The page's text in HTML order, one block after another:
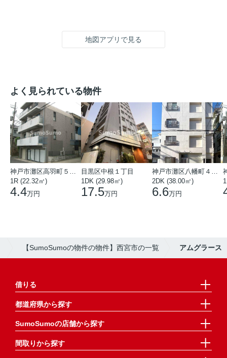
地図アプリで見る
よく見られている物件
1R (22.32㎡)
4.4万円
目黒区中根１丁目
1DK (29.98㎡)
17.5万円
2DK (38.00㎡)
6.6万円
【SumoSumoの物件の物件】西宮市の一覧 アムグラース
借りる
都道府県から探す
SumoSumoの店舗から探す
間取りから探す